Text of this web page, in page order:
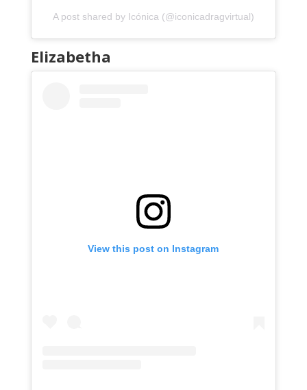
A post shared by Icónica (@iconicadragvirtual)
Elizabetha
View this post on Instagram